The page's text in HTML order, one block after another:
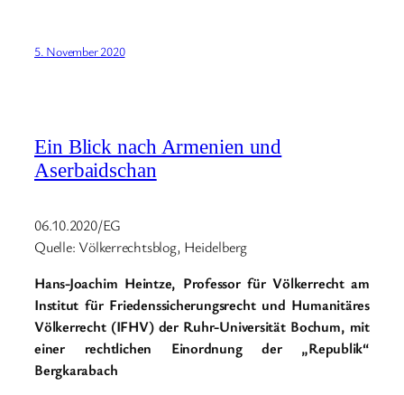
5. November 2020
Ein Blick nach Armenien und
Aserbaidschan
06.10.2020/EG
Quelle: Völkerrechtsblog, Heidelberg
Hans-Joachim Heintze, Professor für Völkerrecht am
Institut für Friedenssicherungsrecht und Humanitäres
Völkerrecht (IFHV) der Ruhr-Universität Bochum, mit
einer rechtlichen Einordnung der „Republik“
Bergkarabach